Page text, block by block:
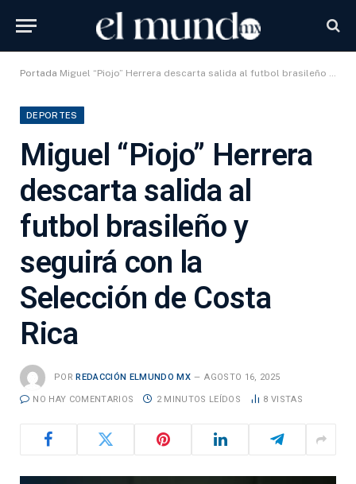
Portada Miguel “Piojo” Herrera descarta salida al futbol brasileño y seguirá con la Selección de Costa Rica
DEPORTES
Miguel “Piojo” Herrera
descarta salida al
futbol brasileño y
seguirá con la
Selección de Costa
Rica
POR REDACCIÓN ELMUNDO MX AGOSTO 16, 2025
NO HAY COMENTARIOS 2 MINUTOS LEÍDOS 8 VISTAS